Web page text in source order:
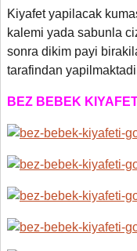
Kiyafet yapilacak
kalemi yada sabunla
sonra dikim payi
tarafindan
BEZ BEBEK